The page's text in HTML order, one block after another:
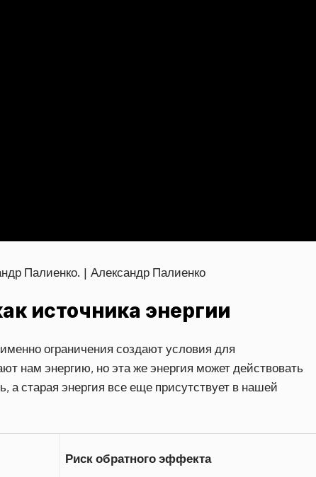
Палиенко. | Александр Палиенко
источника энергии
ограничения создают условия для
нам энергию, но эта же энергия может действовать
старая энергия все еще присутствует в нашей
Риск обратного эффекта